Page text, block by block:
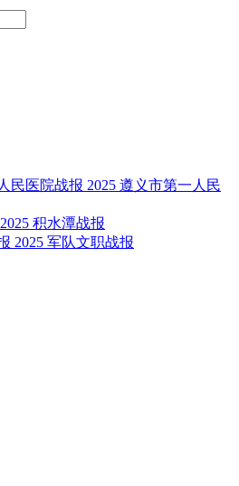
2025 遵义市第一人民
2025 积水潭战报
2025 军队文职战报